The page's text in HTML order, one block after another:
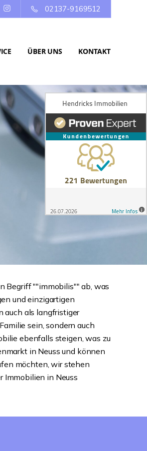
02137-9169512
ÜBER UNS KONTAKT
Begriff ""immobilis"" ab, was
und einzigartigen
auch als langfristiger
sein, sondern auch
ebenfalls steigen, was zu
in Neuss und können
möchten, wir stehen
Immobilien in Neuss